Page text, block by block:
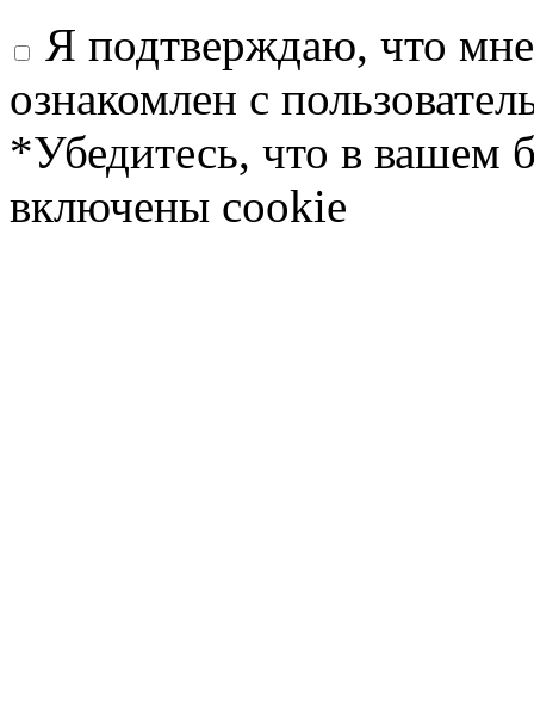
Я подтверждаю, что
ознакомлен с
*Убедитесь, что в вашем
включены cookie